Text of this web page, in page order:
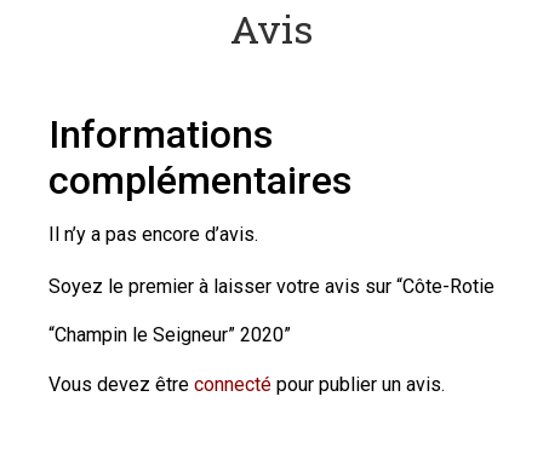
Avis
Informations
complémentaires
Il n’y a pas encore d’avis.
Soyez le premier à laisser votre avis sur “Côte-Rotie
“Champin le Seigneur” 2020”
Vous devez être connecté pour publier un avis.